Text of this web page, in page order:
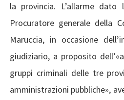
la provincia. L’allarme
Procuratore generale della
Maruccia, in occasione
giudiziario, a proposito
gruppi criminali delle tre
amministrazioni pubbliche»,